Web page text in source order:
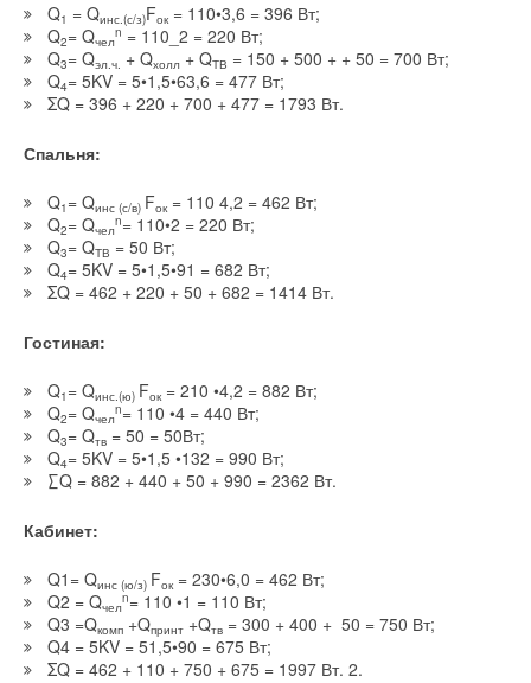
Q1 = Qинс.(с/з)Fок = 110•3,6 = 396 Вт;
Q2= Qчел
n = 110_2 = 220 Вт;
Q3= Qэл.ч. + Qхолл + QТВ = 150 + 500 + + 50 = 700 Вт;
Q4= 5KV = 5•1,5•63,6 = 477 Вт;
ΣQ = 396 + 220 + 700 + 477 = 1793 Вт.
Спальня:
Q1 = Qинс (с/в) Fок = 110 4,2 = 462 Вт;
Q2= Qчел
n= 110•2 = 220 Вт;
Q3= QТВ = 50 Вт;
Q4= 5KV = 5•1,5•91 = 682 Вт;
ΣQ = 462 + 220 + 50 + 682 = 1414 Вт.
Гостиная:
Q1 = Qинс.(ю) Fок = 210 •4,2 = 882 Вт;
Q2= Qчел
n= 110 •4 = 440 Вт;
Q3= Qтв = 50 = 50Вт;
Q4= 5KV = 5•1,5 •132 = 990 Вт;
∑Q = 882 + 440 + 50 + 990 = 2362 Вт.
Кабинет:
Q1= Qинс (ю/з) Fок = 230•6,0 = 462 Вт;
Q2 = Qчел
n= 110 •1 = 110 Вт;
Q3 =Qкомп +Qпринт +Qтв = 300 + 400 + 50 = 750 Вт;
Q4 = 5KV = 51,5•90 = 675 Вт;
ΣQ = 462 + 110 + 750 + 675 = 1997 Вт. 2.
Добавить комментарий
Ваше имя *
Текст комментария